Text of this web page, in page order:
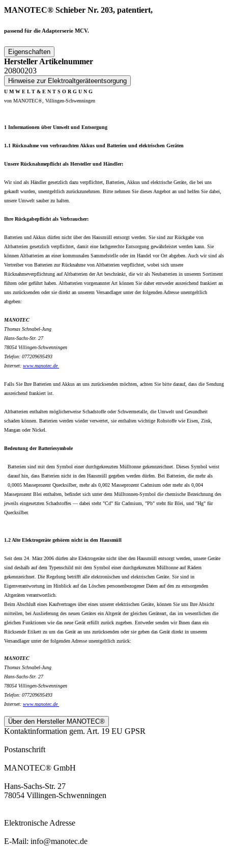
MANOTEC® Schieber Nr. 203, patentiert,
passend für die Adapterserie MCV.
Eigenschaften
Hersteller Artikelnummer
20800203
Hinweise zur Elektroaltgeräteentsorgung
U M W E L T & E N T S O R G U N G
von MANOTEC®, Villingen-Schwenningen
1 Informationen über Umwelt und Entsorgung
1.1 Rücknahme von verbrauchten Akkus und Batterien und elektrischen Geräten
Unsere Rücknahmepflicht als Hersteller und Händler:
Wir sind als Händler gesetzlich dazu verpflichtet, Batterien, Akkus und elektrische Geräte, die bei uns
gekauft wurden, unentgeltlich zurückzunehmen. Bitte nehmen Sie dieses Angebot an und helfen Sie dabei,
unsere Umwelt sauber zu halten.
Ihre Rückgabepflicht als Verbraucher:
Batterien und Akkus dürfen nicht über den Hausmüll entsorgt werden. Sie sind zur Rückgabe von
Altbatterien gesetzlich verpflichtet, damit eine fachgerechte Entsorgung gewährleistet werden kann. Sie
können Altbatterien an einer kommunalen Sammelstelle oder im Handel vor Ort abgeben. Auch wir sind als
Vertreiber von Batterien zur Rücknahme von Altbatterien verpflichtet, wobei sich unsere
Rücknahmeverpflichtung auf Altbatterien der Art beschränkt, die wir als Neubatterien in unserem Sortiment
führen oder geführt haben. Altbatterien vorgenannter Art können Sie daher entweder ausreichend frankiert an
uns zurücksenden oder sie direkt an unserem Versandlager unter der folgenden Adresse unentgeltlich
abgeben:
MANOTEC
Thomas Schnabel-Jung
Hans-Sachs-Str. 27
78054 Villingen-Schwenningen
Telefon: 077209695493
Internet: www.manotec.de
Falls Sie Ihre Batterien und Akkus an uns zurücksenden möchten, achten Sie bitte darauf, dass die Sendung
ausreichend frankiert ist.
Altbatterien enthalten möglicherweise Schadstoffe oder Schwermetalle, die Umwelt und Gesundheit
schaden können. Batterien werden wieder verwertet, sie enthalten wichtige Rohstoffe wie Eisen, Zink,
Mangan oder Nickel.
Bedeutung der Batteriesymbole
Batterien sind mit dem Symbol einer durchgekreuzten Mülltonne gekennzeichnet. Dieses Symbol weist
darauf hin, dass Batterien nicht in den Hausmüll gegeben werden dürfen. Bei Batterien, die mehr als
0,0005 Masseprozent Quecksilber, mehr als 0,002 Masseprozent Cadmium oder mehr als 0,004
Masseprozent Blei enthalten, befindet sich unter dem Mülltonnen-Symbol die chemische Bezeichnung des
jeweils eingesetzten Schadstoffes — dabei steht "Cd" für Cadmium, "Pb" steht für Blei, und "Hg" für
Quecksilber.
1.2 Alte Elektrogeräte gehören nicht in den Hausmüll
Seit dem 24. März 2006 dürfen alte Elektrogeräte nicht über den Hausmüll entsorgt werden, unsere Geräte
sind deshalb auf dem Typenschild mit dem Symbol einer durchgekreuzten Mülltonne auf Rädern
gekennzeichnet. Die Regelung betrifft alle elektronischen und elektrischen Geräte. Sie sind in
Eigenverantwortung im Hinblick auf das Löschen personenbezogener Daten auf den zu entsorgenden
Altgeräten verantwortlich.
Beim Abschluß eines Kaufvertrages über eines unserer elektrischen Geräte, können Sie uns Ihre Absicht
mitteilen, bei Auslieferung des neuen Gerätes ein Altgerät der gleichen Geräteart, das im wesentlichen die
gleichen Funktionen wie das neue Gerät erfüllt zurück zugeben. Entweder senden wir Ihnen dann ein
Rücksende Etikett zu um das Gerät an uns zurücksenden oder sie geben das Gerät direkt in unserem
Versandlager unter der folgenden Adresse unentgeltlich zurück:
MANOTEC
Thomas Schnabel-Jung
Hans-Sachs-Str. 27
78054 Villingen-Schwenningen
Telefon: 077209695493
Internet: www.manotec.de
Über den Hersteller MANOTEC®
Kontaktinformation gem. Art. 19 EU GPSR
Postanschrift
MANOTEC® GmbH
Hans-Sachs-Str. 27
78054 Villingen-Schwenningen
Elektronische Adresse
E-Mail: info@manotec.de